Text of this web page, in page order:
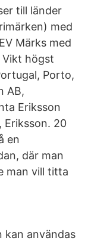
till länder
med
Märks med
Vikt högst
Porto,
AB,
Eriksson
Eriksson. 20
en
där man
man vill titta
kan användas